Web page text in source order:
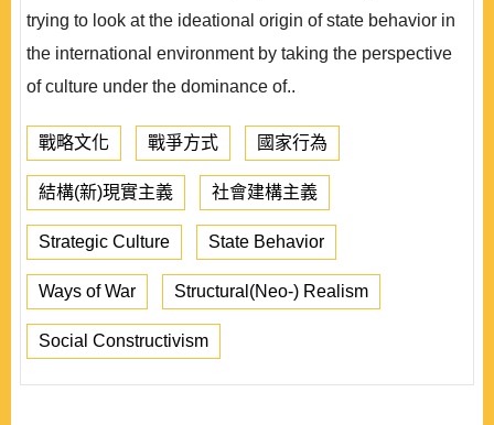
trying to look at the ideational origin of state behavior in
the international environment by taking the perspective
of culture under the dominance of..
戰略文化 戰爭方式 國家行為
結構(新)現實主義 社會建構主義
Strategic Culture State Behavior
Ways of War Structural(Neo-) Realism
Social Constructivism